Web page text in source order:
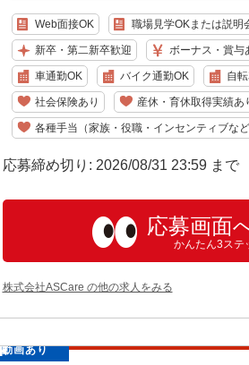
Web面接OK 職場見学OKまたは説明
新卒・第二新卒歓迎 ボーナス・賞与
車通勤OK バイク通勤OK 自
社会保険あり 産休・育休取得実績あ
各種手当（家族・役職・インセンティブな
応募締め切り: 2026/08/31 23:59 まで
応募画面
かんたん3ステ
株式会社ASCare の他の求人をみる
動画あり